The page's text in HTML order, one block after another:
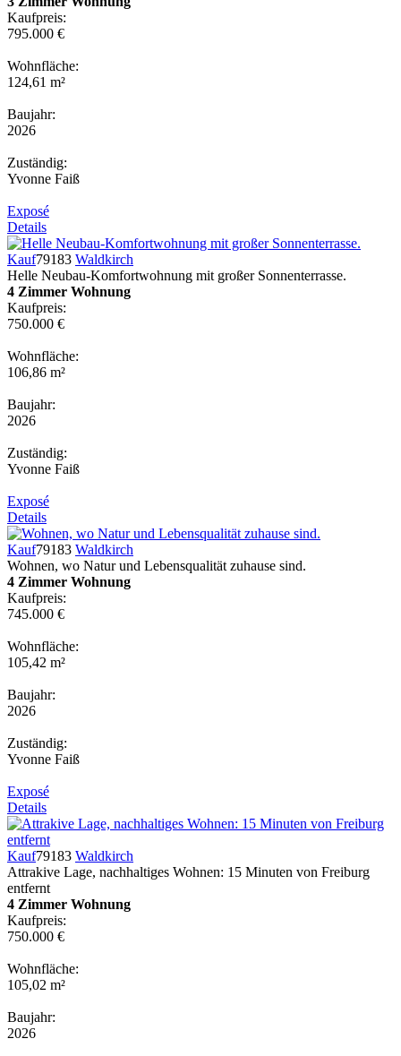
Kaufpreis:
795.000 €
Wohnfläche:
124,61 m²
Baujahr:
2026
Zuständig:
Yvonne Faiß
Exposé
Details
Kauf79183 Waldkirch
Helle Neubau-Komfortwohnung mit großer Sonnenterrasse.
4 Zimmer Wohnung
Kaufpreis:
750.000 €
Wohnfläche:
106,86 m²
Baujahr:
2026
Zuständig:
Yvonne Faiß
Exposé
Details
Kauf79183 Waldkirch
Wohnen, wo Natur und Lebensqualität zuhause sind.
4 Zimmer Wohnung
Kaufpreis:
745.000 €
Wohnfläche:
105,42 m²
Baujahr:
2026
Zuständig:
Yvonne Faiß
Exposé
Details
Kauf79183 Waldkirch
Attrakive Lage, nachhaltiges Wohnen: 15 Minuten von Freiburg
entfernt
4 Zimmer Wohnung
Kaufpreis:
750.000 €
Wohnfläche:
105,02 m²
Baujahr:
2026